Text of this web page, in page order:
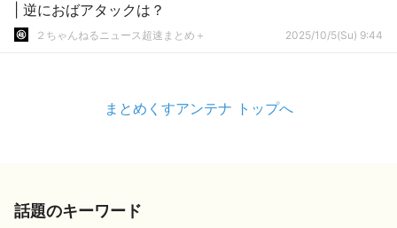
| 逆におばアタックは？
２ちゃんねるニュース超速まとめ＋ 2025/10/5(Su) 9:44
まとめくすアンテナ トップへ
話題のキーワード